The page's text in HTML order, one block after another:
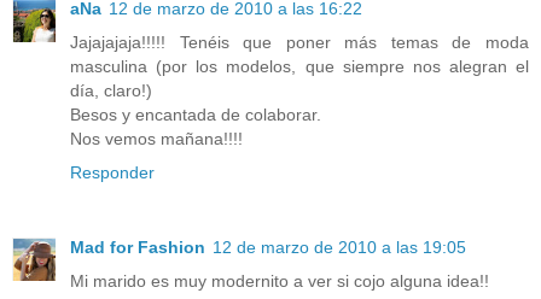
aNa 12 de marzo de 2010 a las 16:22
Jajajajaja!!!!! Tenéis que poner más temas de moda
masculina (por los modelos, que siempre nos alegran el
día, claro!)
Besos y encantada de colaborar.
Nos vemos mañana!!!!
Responder
Mad for Fashion 12 de marzo de 2010 a las 19:05
Mi marido es muy modernito a ver si cojo alguna idea!!